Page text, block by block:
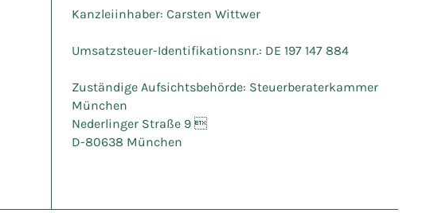
Kanzleiinhaber: Carsten Wittwer
Umsatzsteuer-Identifikationsnr.: DE 197 147 884
Zuständige Aufsichtsbehörde: Steuerberaterkammer
München
Nederlinger Straße 9 
D-80638 München